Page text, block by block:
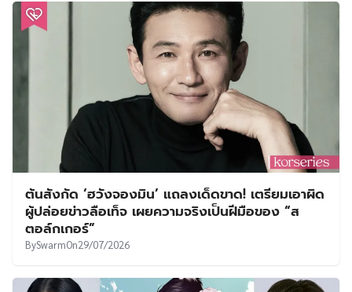
ต้นสังกัด ‘ฮวังจองมิน’ แถลงเด็ดขาด! เตรียมเอาผิด
ผู้ปล่อยข่าวลือเท็จ เผยความจริงเป็นฝีมือของ “ส
ตอล์กเกอร์”
BySwarmOn29/07/2026